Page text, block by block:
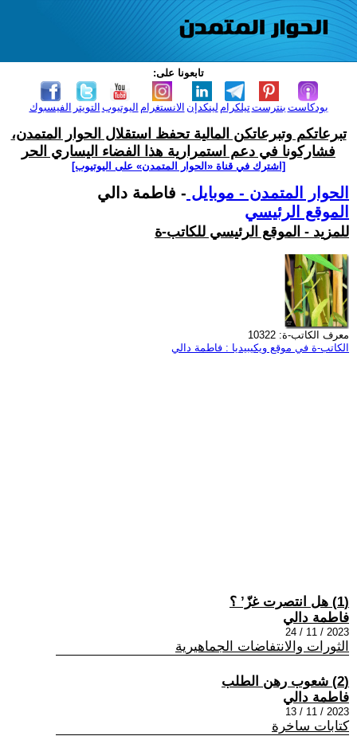
تابعونا على:
الفيسبوك التويتر اليوتيوب الانستغرام لينكدإن تيلكرامبنترست بودكاست
تبرعاتكم وتبرعاتكن المالية تحفظ استقلال الحوار المتمدن،
فشاركونا في دعم استمرارية هذا الفضاء اليساري الحر
[اشترك في قناة ‫«الحوار المتمدن» على اليوتيوب]
الحوار المتمدن - موبايل - فاطمة دالي
الموقع الرئيسي
للمزيد - الموقع الرئيسي للكاتب-ة
معرف الكاتب-ة: 10322
الكاتب-ة في موقع ويكيبيديا : فاطمة دالي
(1) هل انتصرت غزّ’ ؟
فاطمة دالي
2023 / 11 / 24
الثورات والانتفاضات الجماهيرية
(2) شعوب رهن الطلب
فاطمة دالي
2023 / 11 / 13
كتابات ساخرة